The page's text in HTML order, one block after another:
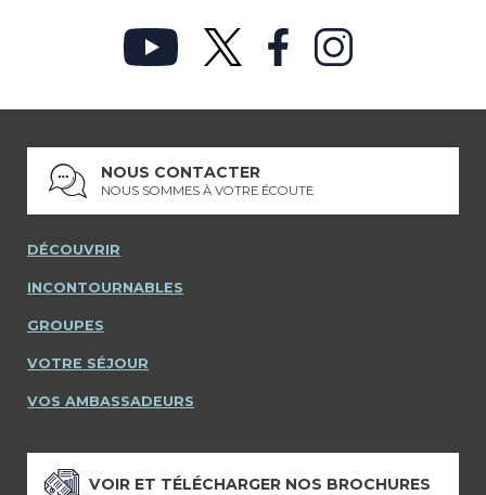
NOUS CONTACTER
NOUS SOMMES À VOTRE ÉCOUTE
DÉCOUVRIR
INCONTOURNABLES
GROUPES
VOTRE SÉJOUR
VOS AMBASSADEURS
VOIR ET TÉLÉCHARGER NOS BROCHURES